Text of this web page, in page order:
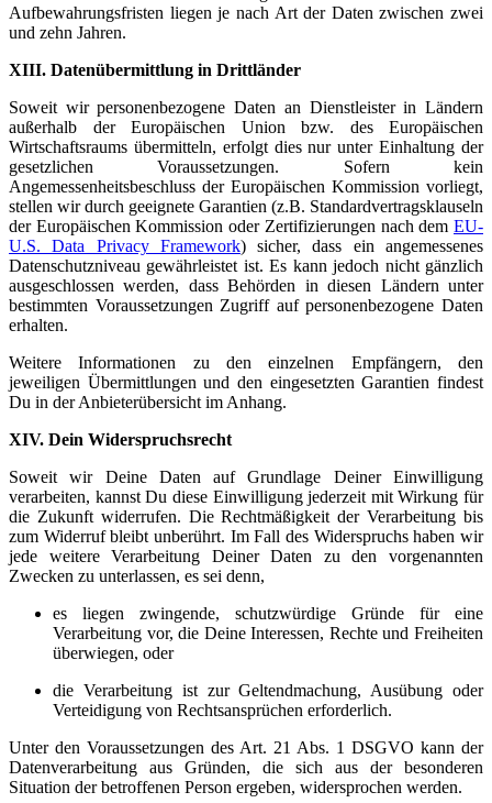
Aufbewahrungsfristen liegen je nach Art der Daten zwischen zwei
und zehn Jahren.
XIII. Datenübermittlung in Drittländer
Soweit wir personenbezogene Daten an Dienstleister in Ländern
außerhalb der Europäischen Union bzw. des Europäischen
Wirtschaftsraums übermitteln, erfolgt dies nur unter Einhaltung der
gesetzlichen Voraussetzungen. Sofern kein
Angemessenheitsbeschluss der Europäischen Kommission vorliegt,
stellen wir durch geeignete Garantien (z.B. Standardvertragsklauseln
der Europäischen Kommission oder Zertifizierungen nach dem EU-
U.S. Data Privacy Framework) sicher, dass ein angemessenes
Datenschutzniveau gewährleistet ist. Es kann jedoch nicht gänzlich
ausgeschlossen werden, dass Behörden in diesen Ländern unter
bestimmten Voraussetzungen Zugriff auf personenbezogene Daten
erhalten.
Weitere Informationen zu den einzelnen Empfängern, den
jeweiligen Übermittlungen und den eingesetzten Garantien findest
Du in der Anbieterübersicht im Anhang.
XIV. Dein Widerspruchsrecht
Soweit wir Deine Daten auf Grundlage Deiner Einwilligung
verarbeiten, kannst Du diese Einwilligung jederzeit mit Wirkung für
die Zukunft widerrufen. Die Rechtmäßigkeit der Verarbeitung bis
zum Widerruf bleibt unberührt. Im Fall des Widerspruchs haben wir
jede weitere Verarbeitung Deiner Daten zu den vorgenannten
Zwecken zu unterlassen, es sei denn,
es liegen zwingende, schutzwürdige Gründe für eine
Verarbeitung vor, die Deine Interessen, Rechte und Freiheiten
überwiegen, oder
die Verarbeitung ist zur Geltendmachung, Ausübung oder
Verteidigung von Rechtsansprüchen erforderlich.
Unter den Voraussetzungen des Art. 21 Abs. 1 DSGVO kann der
Datenverarbeitung aus Gründen, die sich aus der besonderen
Situation der betroffenen Person ergeben, widersprochen werden.